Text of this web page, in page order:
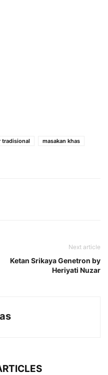
tradisional
masakan khas
Next article
Ketan Srikaya Genetron by
Heriyati Nuzar